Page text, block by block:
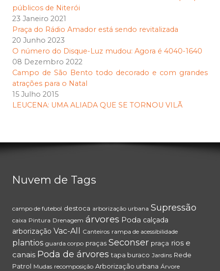
públicos de Niterói
23 Janeiro 2021
Praça do Rádio Amador está sendo revitalizada
20 Junho 2023
O número do Disque-Luz mudou: Agora é 4040-1640
08 Dezembro 2022
Campo de São Bento todo decorado e com grandes
atrações para o Natal
15 Julho 2015
LEUCENA: UMA ALIADA QUE SE TORNOU VILÃ
Nuvem de Tags
campo de futebol destoca arborização urbana Supressão
caixa Pintura Drenagem árvores Poda calçada
arborização Vac-All Canteiros rampa de acessibilidade
plantios guarda corpo praças Seconser praça rios e
canais Poda de árvores tapa buraco Jardins Rede
Patrol Mudas recomposição Arborização urbana Árvore